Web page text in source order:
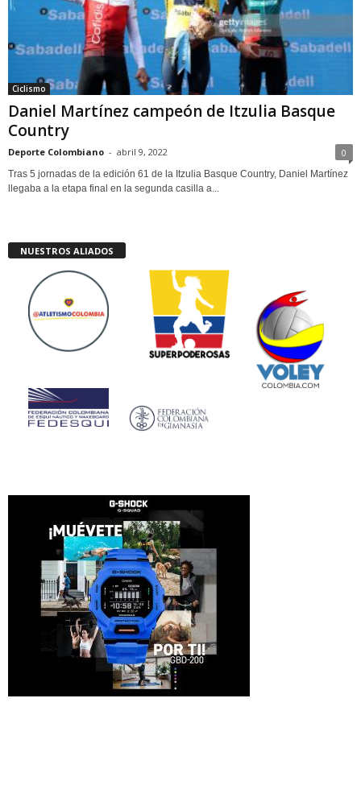
Ciclismo
Daniel Martínez campeón de Itzulia Basque
Country
Deporte Colombiano - abril 9, 2022 0
Tras 5 jornadas de la edición 61 de la Itzulia Basque Country, Daniel Martínez
llegaba a la etapa final en la segunda casilla a...
NUESTROS ALIADOS